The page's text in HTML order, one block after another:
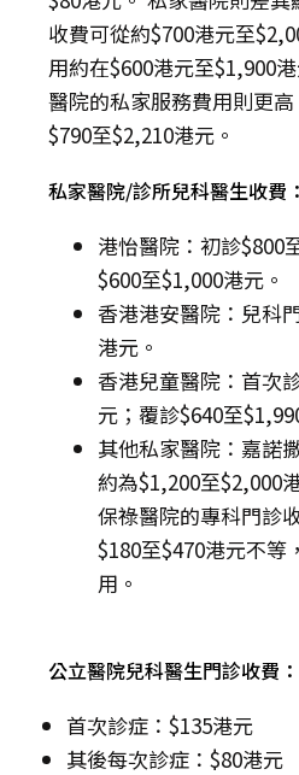
收費可從約$700港元至
用約在$600港元至$1,900
醫院的私家服務費用則更
$790至$2,210港元。
私家醫院/診所兒科醫生收費：
港怡醫院：初診$800
$600至$1,000港元。
香港港安醫院：兒科
港元。
香港兒童醫院：首次
元；覆診$640至
其他私家醫院：嘉諾
約為$1,200至$2,000
保祿醫院的專科門診
$180至$470港元不等
用。
公立醫院兒科醫生門診收費：
首次診症：$135港元
其後每次診症：$80港元